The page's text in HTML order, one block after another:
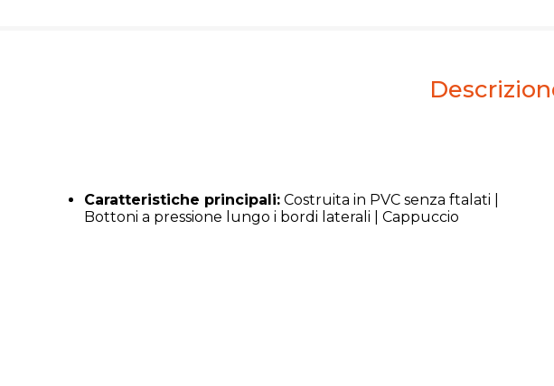
Caratteristiche principali: Costruita in PVC senza ftalati |
Bottoni a pressione lungo i bordi laterali | Cappuccio